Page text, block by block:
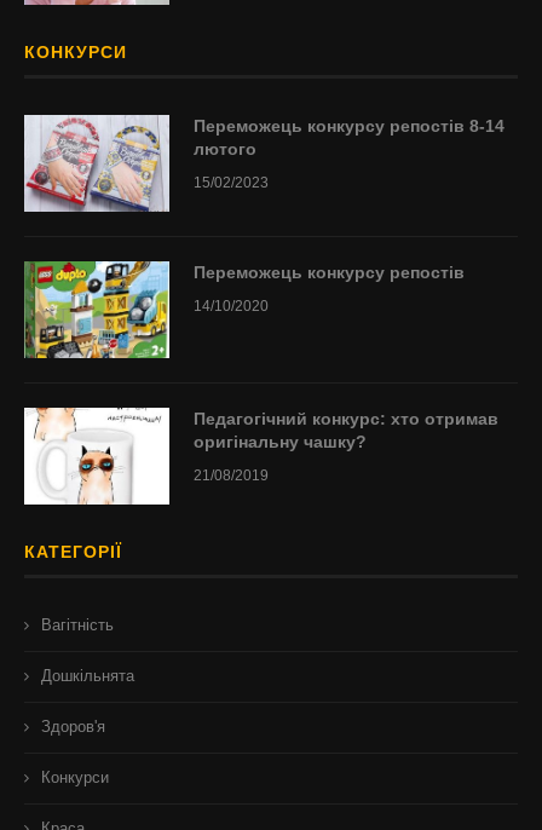
КОНКУРСИ
Переможець конкурсу репостів 8-14
лютого
15/02/2023
Переможець конкурсу репостів
14/10/2020
Педагогічний конкурс: хто отримав
оригінальну чашку?
21/08/2019
КАТЕГОРІЇ
Вагітність
Дошкільнята
Здоров'я
Конкурси